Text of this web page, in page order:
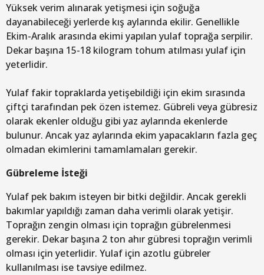
Yüksek verim alınarak yetişmesi için soğuğa
dayanabileceği yerlerde kış aylarında ekilir. Genellikle
Ekim-Aralık arasında ekimi yapılan yulaf toprağa serpilir.
Dekar başına 15-18 kilogram tohum atılması yulaf için
yeterlidir.
Yulaf fakir topraklarda yetişebildiği için ekim sırasında
çiftçi tarafından pek özen istemez. Gübreli veya gübresiz
olarak ekenler olduğu gibi yaz aylarında ekenlerde
bulunur. Ancak yaz aylarında ekim yapacakların fazla geç
olmadan ekimlerini tamamlamaları gerekir.
Gübreleme İsteği
Yulaf pek bakım isteyen bir bitki değildir. Ancak gerekli
bakımlar yapıldığı zaman daha verimli olarak yetişir.
Toprağın zengin olması için toprağın gübrelenmesi
gerekir. Dekar başına 2 ton ahır gübresi toprağın verimli
olması için yeterlidir. Yulaf için azotlu gübreler
kullanılması ise tavsiye edilmez.